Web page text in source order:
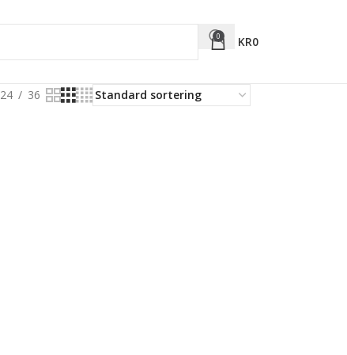
0 KR0
24 36